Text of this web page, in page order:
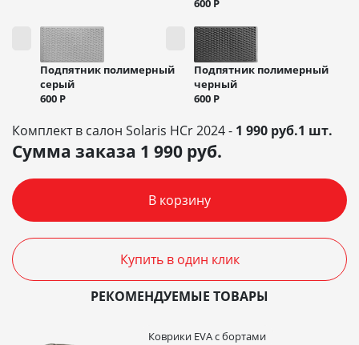
600 Р
Подпятник полимерный
серый
600 Р
Подпятник полимерный
черный
600 Р
Комплект в салон Solaris HCr 2024 - 1 990 руб.1 шт.
Сумма заказа 1 990 руб.
В корзину
Купить в один клик
РЕКОМЕНДУЕМЫЕ ТОВАРЫ
Коврики EVA c бортами